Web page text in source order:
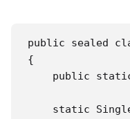
public sealed
{
public
static